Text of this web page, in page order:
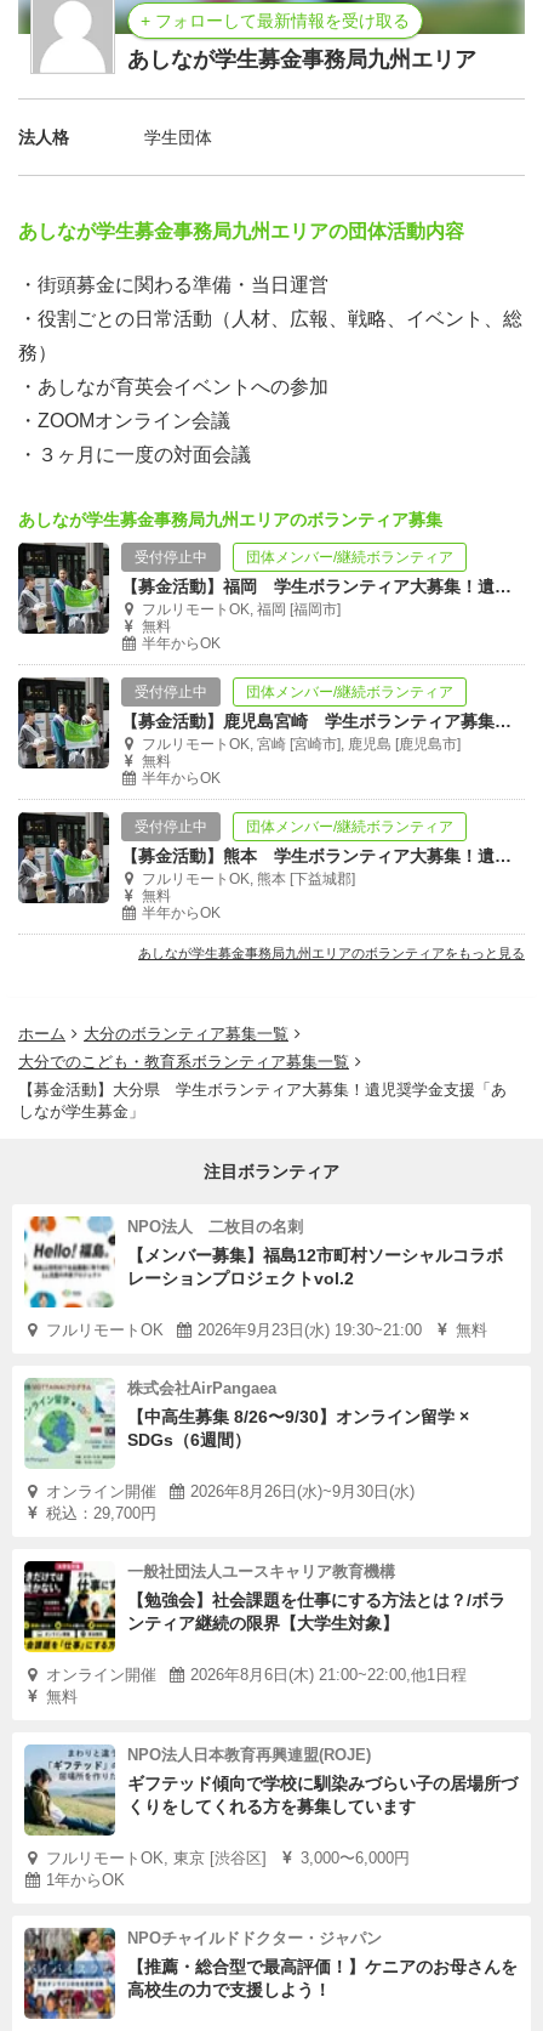
+ フォローして最新情報を受け取る
あしなが学生募金事務局九州エリア
法人格 学生団体
あしなが学生募金事務局九州エリアの団体活動内容
・街頭募金に関わる準備・当日運営
・役割ごとの日常活動（人材、広報、戦略、イベント、総
務）
・あしなが育英会イベントへの参加
・ZOOMオンライン会議
・３ヶ月に一度の対面会議
あしなが学生募金事務局九州エリアのボランティア募集
受付停止中 団体メンバー/継続ボランティア
【募金活動】福岡 学生ボランティア大募集！遺児奨学金支援「あしなが学生募金」
フルリモートOK, 福岡 [福岡市]
無料
半年からOK
受付停止中 団体メンバー/継続ボランティア
【募金活動】鹿児島宮崎 学生ボランティア募集！遺児奨学金支援「あしなが学生募金」
フルリモートOK, 宮崎 [宮崎市], 鹿児島 [鹿児島市]
無料
半年からOK
受付停止中 団体メンバー/継続ボランティア
【募金活動】熊本 学生ボランティア大募集！遺児奨学金支援「あしなが学生募金」
フルリモートOK, 熊本 [下益城郡]
無料
半年からOK
あしなが学生募金事務局九州エリアのボランティアをもっと見る
ホーム
大分のボランティア募集一覧
大分でのこども・教育系ボランティア募集一覧
【募金活動】大分県 学生ボランティア大募集！遺児奨学金支援「あ
しなが学生募金」
注目ボランティア
NPO法人 二枚目の名刺
【メンバー募集】福島12市町村ソーシャルコラボ
レーションプロジェクトvol.2
フルリモートOK 2026年9月23日(水) 19:30~21:00 無料
株式会社AirPangaea
【中高生募集 8/26〜9/30】オンライン留学 ×
SDGs（6週間）
オンライン開催
2026年8月26日(水)~9月30日(水)
税込：29,700円
一般社団法人ユースキャリア教育機構
【勉強会】社会課題を仕事にする方法とは？/ボラ
ンティア継続の限界【大学生対象】
オンライン開催
2026年8月6日(木) 21:00~22:00,他1日程
無料
NPO法人日本教育再興連盟(ROJE)
ギフテッド傾向で学校に馴染みづらい子の居場所づ
くりをしてくれる方を募集しています
フルリモートOK, 東京 [渋谷区]
3,000〜6,000円
1年からOK
NPOチャイルドドクター・ジャパン
【推薦・総合型で最高評価！】ケニアのお母さんを
高校生の力で支援しよう！